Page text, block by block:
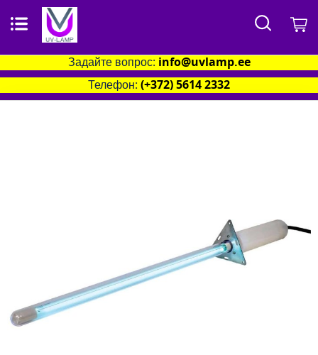
Поиск
Задайте вопрос: info@uvlamp.ee
Телефон: (+372) 5614 2332